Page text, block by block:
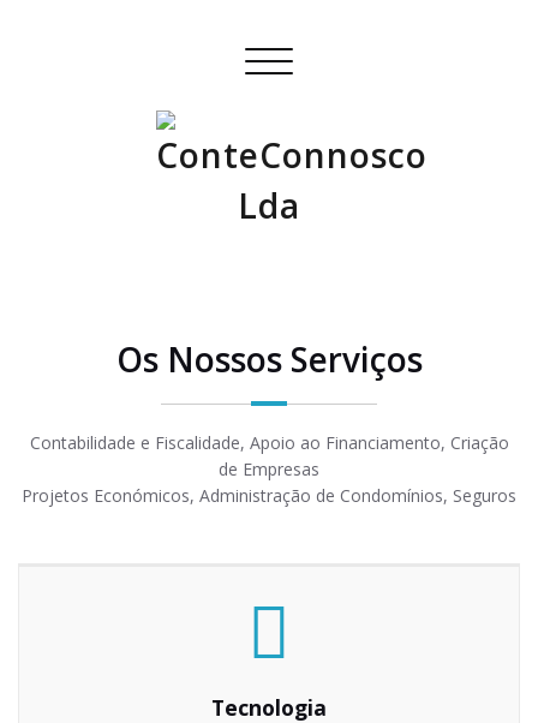
Alternar
Os Nossos Serviços
Contabilidade e Fiscalidade, Apoio ao Financiamento, Criação
de Empresas
Projetos Económicos, Administração de Condomínios, Seguros
Tecnologia